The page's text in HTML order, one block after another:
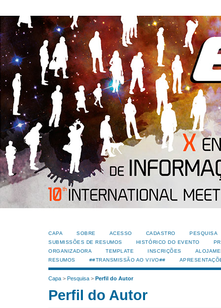
CAPA SOBRE ACESSO CADASTRO
PESQUISA
SUBMISSÕES DE RESUMOS
HISTÓRICO DO EVENTO
ORGANIZADORA
TEMPLATE INSCRIÇÕES
RESUMOS
##TRANSMISSÃO AO VIVO##
Capa > Pesquisa > Perfil do Autor
Perfil do Autor